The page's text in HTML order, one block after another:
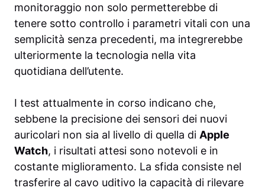
monitoraggio non solo permetterebbe di
tenere sotto controllo i parametri vitali con una
semplicità senza precedenti, ma integrerebbe
ulteriormente la tecnologia nella vita
quotidiana dell’utente.
I test attualmente in corso indicano che,
sebbene la precisione dei sensori dei nuovi
auricolari non sia al livello di quella di Apple
Watch, i risultati attesi sono notevoli e in
costante miglioramento. La sfida consiste nel
trasferire al cavo uditivo la capacità di rilevare